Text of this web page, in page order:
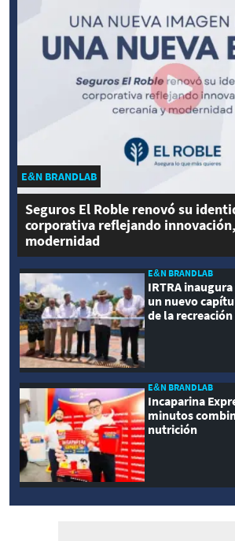
E&N BRANDLAB
Seguros El Roble renovó su
corporativa reflejando
modernidad
E&N BRANDLAB
IRTRA
un nuevo
de la
E&N BRANDLAB
Incaparina
minutos
nutrición